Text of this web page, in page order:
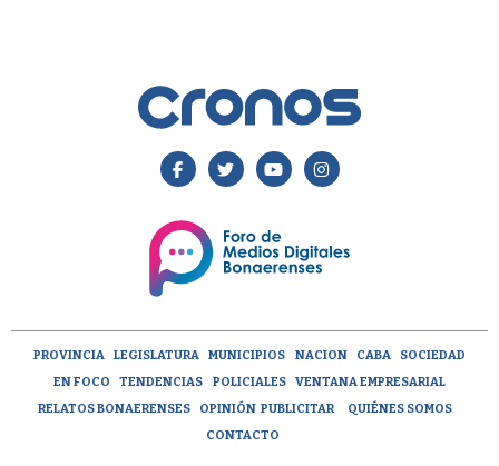
PROVINCIA LEGISLATURA MUNICIPIOS NACION CABA
SOCIEDAD
EN FOCO
TENDENCIAS POLICIALES
VENTANA EMPRESARIAL
RELATOS BONAERENSES
OPINIÓN PUBLICITAR
QUIÉNES SOMOS
CONTACTO